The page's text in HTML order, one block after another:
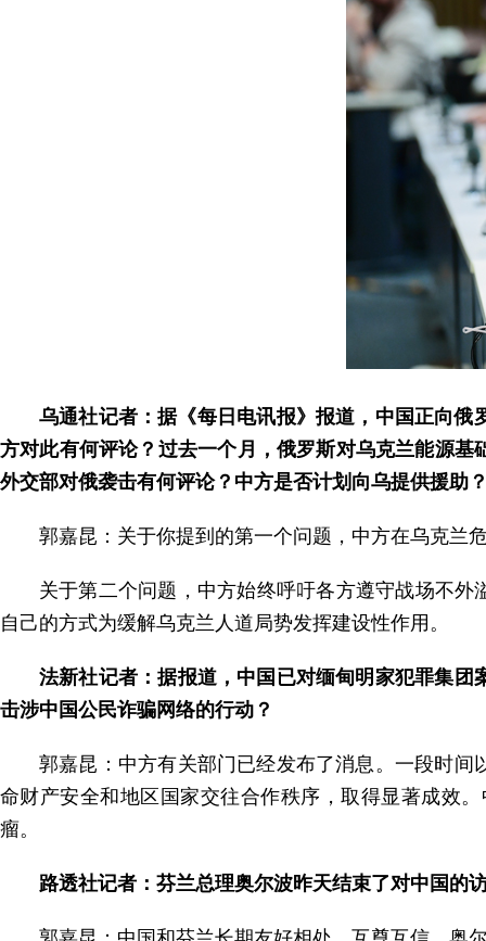
乌通社记者：据《每日电讯报》报道，中国正向
方对此有何评论？过去一个月，俄罗斯对乌克兰能源
外交部对俄袭击有何评论？中方是否计划向乌提供援助
郭嘉昆：关于你提到的第一个问题，中方在乌克兰
关于第二个问题，中方始终呼吁各方遵守战场不
自己的方式为缓解乌克兰人道局势发挥建设性作用。
法新社记者：据报道，中国已对缅甸明家犯罪集
击涉中国公民诈骗网络的行动？
郭嘉昆：中方有关部门已经发布了消息。一段时
命财产安全和地区国家交往合作秩序，取得显著成效
瘤。
路透社记者：芬兰总理奥尔波昨天结束了对中国的